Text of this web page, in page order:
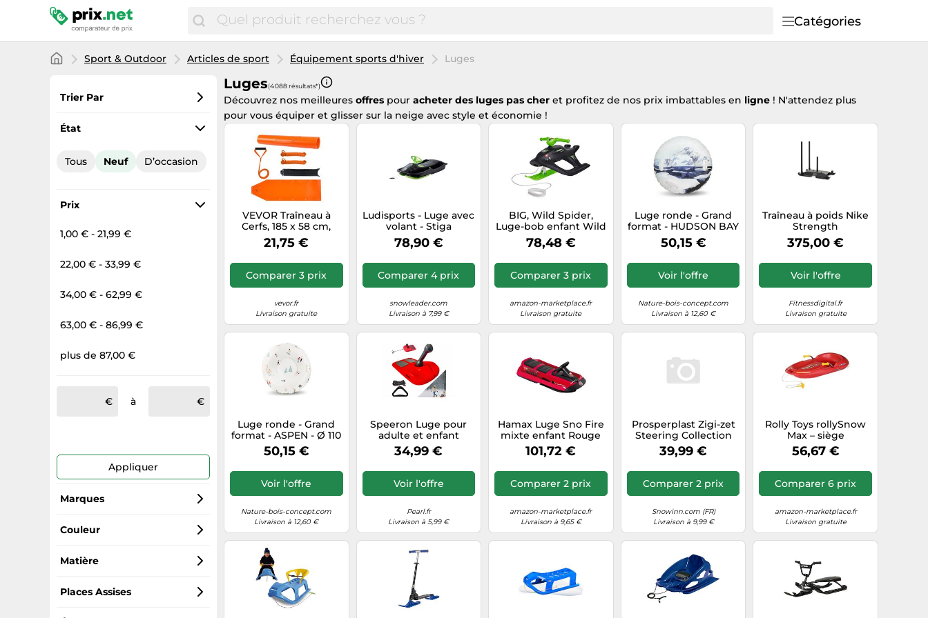
Catégories
Sport & Outdoor Articles de sport Équipement sports d'hiver Luges
Trier Par
Préférés
Prix total
État
Tous Neuf D’occasion
Prix
1,00 € - 21,99 €
22,00 € - 33,99 €
34,00 € - 62,99 €
63,00 € - 86,99 €
plus de 87,00 €
à
Appliquer
Marques
Jamara
Prosperplast
Rolly Toys
Couleur
Blanc
Bleu
Matière
Plastique
Places Assises
Luges(4 088 résultats*)
Découvrez nos meilleures offres pour acheter des luges pas cher et profitez de nos prix imbattables en ligne ! N'attendez plus
pour vous équiper et glisser sur la neige avec style et économie !
VEVOR Traîneau à
Cerfs, 185 x 58 cm,
Traîneau de Chasse
Utilitaire en PE avec
Charge 250 kg,
Traction Manuelle,
pour Jardin, Pêche sur
Glace, Bois de
Chauffage
21,75 €
Comparer 3 prix
vevor.fr
Livraison gratuite
Ludisports - Luge avec
volant - Stiga
Snowpower - Noir
Noir
78,90 €
Comparer 4 prix
snowleader.com
Livraison à 7,99 €
BIG, Wild Spider,
Luge-bob enfant Wild
Spider, Noir/Vert,
93x50x38 cm LBH
78,48 €
Comparer 3 prix
amazon-marketplace.fr
Livraison gratuite
Luge ronde - Grand
format - HUDSON BAY
- Ø 110 cm
50,15 €
Voir l'offre
Nature-bois-concept.com
Livraison à 12,60 €
Traîneau à poids Nike
Strength
375,00 €
Voir l'offre
Fitnessdigital.fr
Livraison gratuite
Luge ronde - Grand
format - ASPEN - Ø 110
cm
50,15 €
Voir l'offre
Nature-bois-concept.com
Livraison à 12,60 €
Speeron Luge pour
adulte et enfant
34,99 €
Voir l'offre
Pearl.fr
Livraison à 5,99 €
Hamax Luge Sno Fire
mixte enfant Rouge
Taille Unique
101,72 €
Comparer 2 prix
amazon-marketplace.fr
Livraison à 9,65 €
Prosperplast Zigi-zet
Steering Collection
91.3x36.2x44.9 Cm
Za2110 Sledge Bleu
39,99 €
Comparer 2 prix
Snowinn.com (FR)
Livraison à 9,99 €
Rolly Toys rollySnow
Max – siège
ergonomique, 2 freins,
dès 3 ans, supporte
56,67 €
Comparer 6 prix
amazon-marketplace.fr
Livraison gratuite